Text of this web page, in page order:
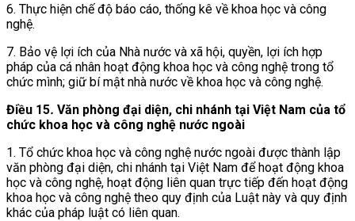
6. Thực hiện chế độ báo cáo, thống kê về khoa học và công
nghệ.
7. Bảo vệ lợi ích của Nhà nước và xã hội, quyền, lợi ích hợp
pháp của cá nhân hoạt động khoa học và công nghệ trong tổ
chức mình; giữ bí mật nhà nước về khoa học và công nghệ.
Điều 15. Văn phòng đại diện, chi nhánh tại Việt Nam của tổ
chức khoa học và công nghệ nước ngoài
1. Tổ chức khoa học và công nghệ nước ngoài được thành lập
văn phòng đại diện, chi nhánh tại Việt Nam để hoạt động khoa
học và công nghệ, hoạt động liên quan trực tiếp đến hoạt động
khoa học và công nghệ theo quy định của Luật này và quy định
khác của pháp luật có liên quan.